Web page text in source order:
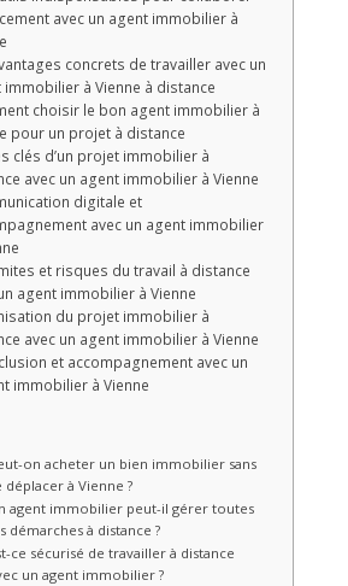
avec un agent immobilier à
concrets de travailler avec un
immobilier à Vienne à distance
choisir le bon agent immobilier à
pour un projet à distance
clés d’un projet immobilier à
avec un agent immobilier à Vienne
digitale et
avec un agent immobilier
et risques du travail à distance
agent immobilier à Vienne
du projet immobilier à
avec un agent immobilier à Vienne
et accompagnement avec un
immobilier à Vienne
on acheter un bien immobilier sans
déplacer à Vienne ?
agent immobilier peut-il gérer toutes
démarches à distance ?
ce sécurisé de travailler à distance
un agent immobilier ?